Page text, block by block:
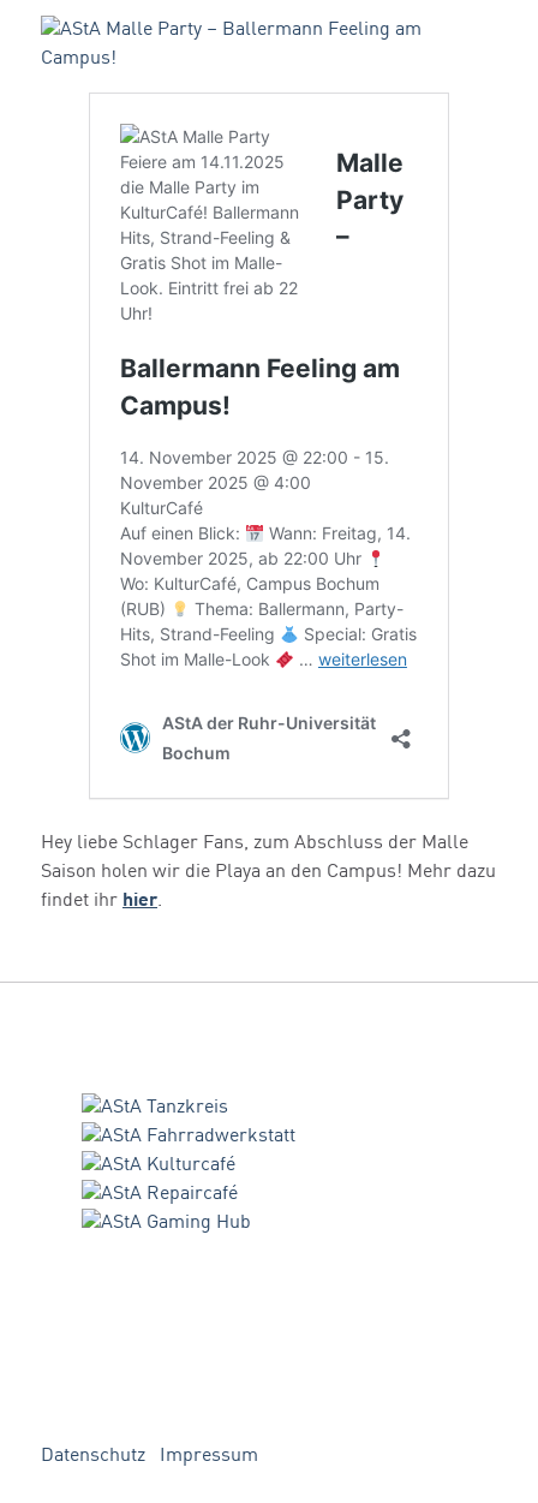
Hey liebe Schlager Fans, zum Abschluss der Malle
Saison holen wir die Playa an den Campus! Mehr dazu
findet ihr hier.
Datenschutz Impressum